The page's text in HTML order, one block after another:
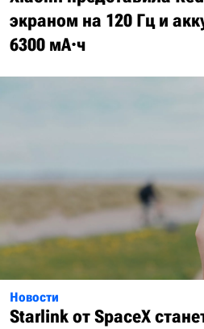
экраном на 120 Гц и
6300 мА·ч
Новости
Starlink от SpaceX